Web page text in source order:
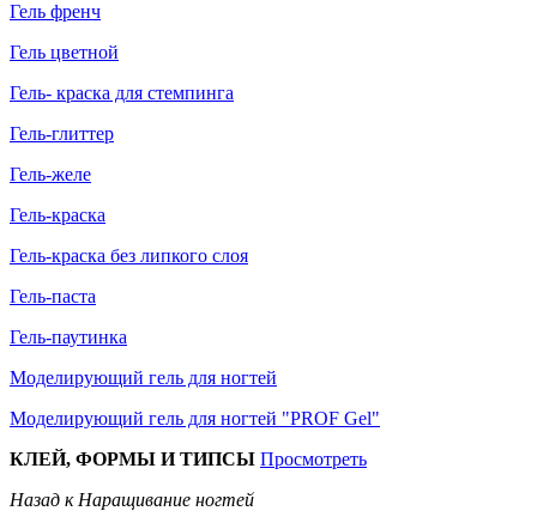
Гель френч
Гель цветной
Гель- краска для стемпинга
Гель-глиттер
Гель-желе
Гель-краска
Гель-краска без липкого слоя
Гель-паста
Гель-паутинка
Моделирующий гель для ногтей
Моделирующий гель для ногтей "PROF Gel"
КЛЕЙ, ФОРМЫ И ТИПСЫ Просмотреть
Назад к Наращивание ногтей